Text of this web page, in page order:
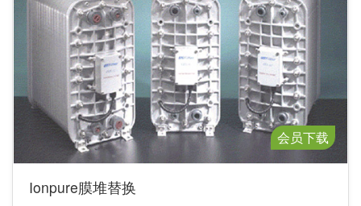
会员下载
Ionpure膜堆替换